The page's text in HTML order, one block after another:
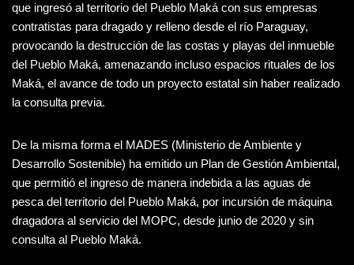
que ingresó al territorio del Pueblo Maká con sus empresas
contratistas para dragado y relleno desde el río Paraguay,
provocando la destrucción de las costas y playas del inmueble
del Pueblo Maká, amenazando incluso espacios rituales de los
Maká, el avance de todo un proyecto estatal sin haber realizado
la consulta previa.
De la misma forma el MADES (Ministerio de Ambiente y
Desarrollo Sostenible) ha emitido un Plan de Gestión Ambiental,
que permitió el ingreso de manera indebida a las aguas de
pesca del territorio del Pueblo Maká, por incursión de máquina
dragadora al servicio del MOPC, desde junio de 2020 y sin
consulta al Pueblo Maká.